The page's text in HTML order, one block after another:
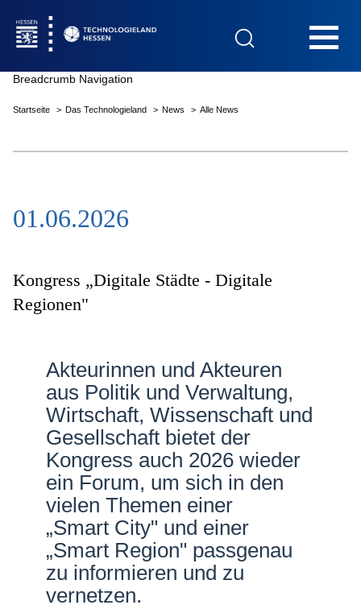
Das Technologieland
Innovationsfelder
Netzwerke
Breadcrumb Navigation
Startseite Das Technologieland News Alle News
01.06.2026
Kongress „Digitale Städte - Digitale
Regionen"
Akteurinnen und Akteuren
aus Politik und Verwaltung,
Wirtschaft, Wissenschaft und
Gesellschaft bietet der
Kongress auch 2026 wieder
ein Forum, um sich in den
vielen Themen einer
„Smart City" und einer
„Smart Region" passgenau
zu informieren und zu
vernetzen.